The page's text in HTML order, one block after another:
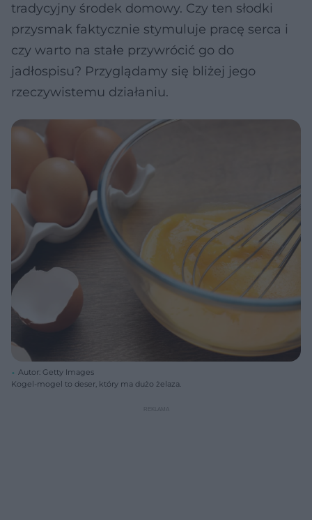
tradycyjny środek domowy. Czy ten słodki
przysmak faktycznie stymuluje pracę serca i
czy warto na stałe przywrócić go do
jadłospisu? Przyglądamy się bliżej jego
rzeczywistemu działaniu.
Autor: Getty Images
Kogel-mogel to deser, który ma dużo żelaza.